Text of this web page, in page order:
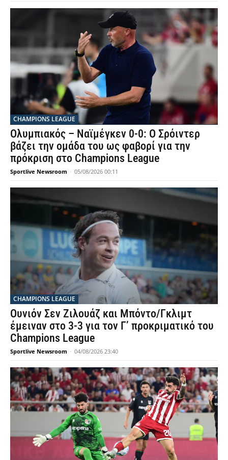
CHAMPIONS LEAGUE
Ολυμπιακός – Ναϊμέγκεν 0-0: Ο Σρόιντερ
βάζει την ομάδα του ως φαβορί για την
πρόκριση στο Champions League
Sportlive Newsroom - 05/08/2026 00:11
CHAMPIONS LEAGUE
Ουνιόν Σεν Ζιλουάζ και Μπόντο/Γκλιμτ
έμειναν στο 3-3 για τον Γ’ προκριματικό του
Champions League
Sportlive Newsroom - 04/08/2026 23:40